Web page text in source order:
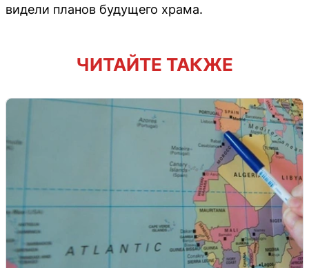
видели планов будущего храма.
ЧИТАЙТЕ ТАКЖЕ